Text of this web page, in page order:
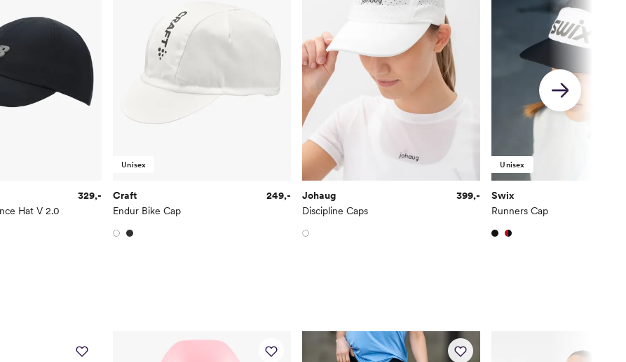
Hat V 2.0
329,-
Unisex
Craft
Endur Bike Cap
249,-
Johaug
Discipline Caps
399,-
Unisex
Swix
Runners Cap